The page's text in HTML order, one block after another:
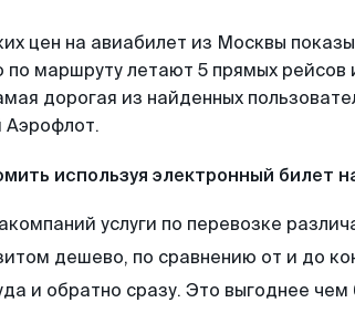
цен на авиабилет из Москвы
маршруту летают 5 прямых рейсов
дорогая из найденных
Аэрофлот.
используя электронный билет
услуги по перевозке
дешево, по сравнению от и до
и обратно сразу. Это выгоднее